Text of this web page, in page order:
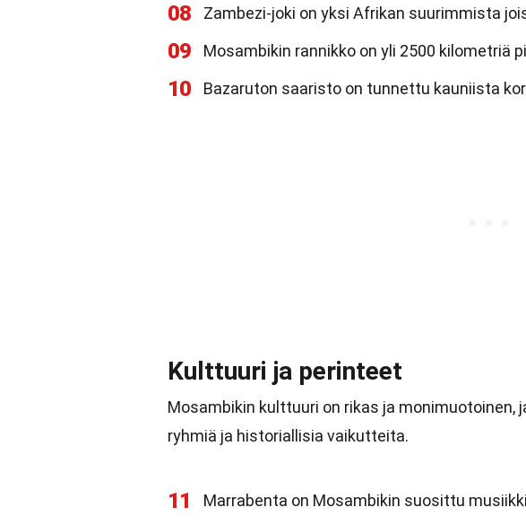
08 Zambezi-joki on yksi Afrikan suurimmista
09 Mosambikin rannikko on yli 2500 kilometriä
10 Bazaruton saaristo on tunnettu kauniista
Kulttuuri ja perinteet
Mosambikin kulttuuri on rikas ja monimuotoinen,
ryhmiä ja historiallisia vaikutteita.
11 Marrabenta on Mosambikin suosittu